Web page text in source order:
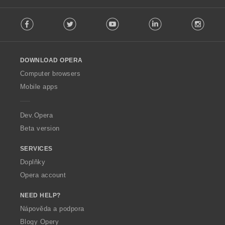
o
w
O
p
a
Facebook Twitter Youtube LinkedIn
DOWNLOAD OPERA
Computer browsers
Mobile apps
Dev.Opera
Beta version
SERVICES
Doplňky
Opera account
NEED HELP?
Nápověda a podpora
Blogy Opery